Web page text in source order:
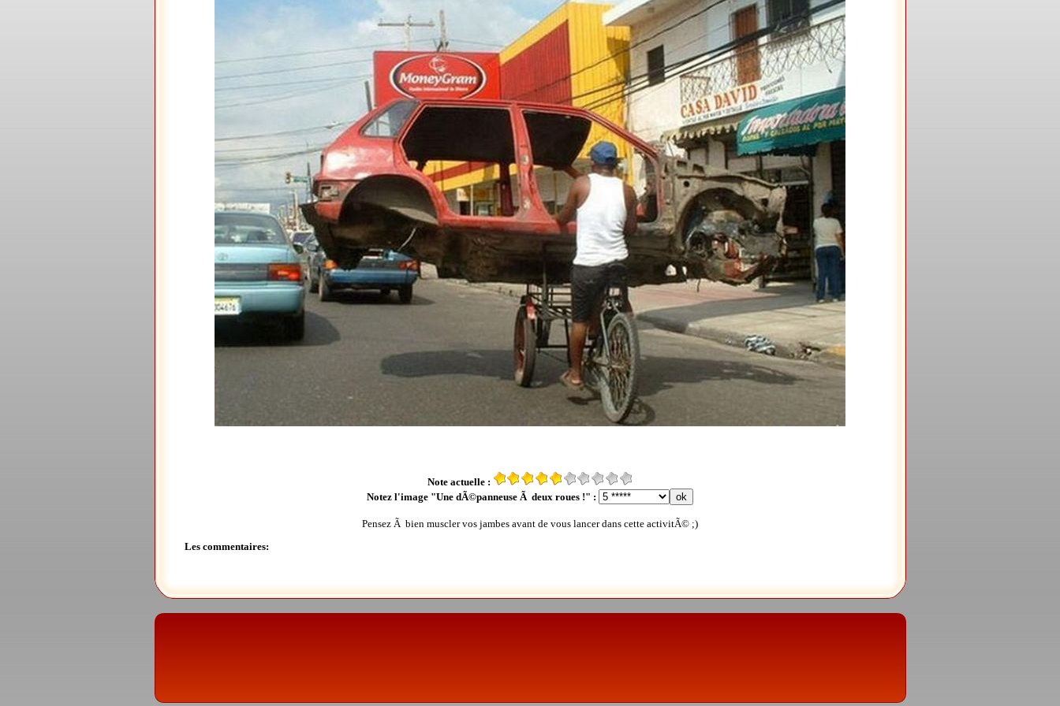
Note actuelle :
Notez l'image "Une dÃ©panneuse Ã deux roues !" :
Pensez Ã bien muscler vos jambes avant de vous lancer dans cette activitÃ© ;)
Les commentaires: